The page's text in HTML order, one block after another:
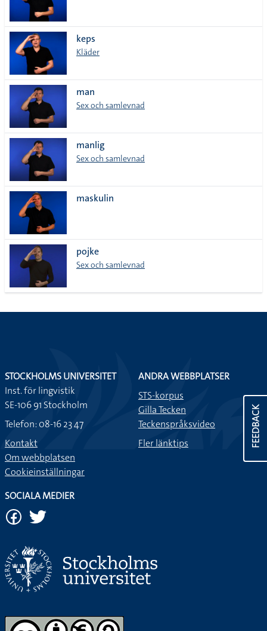
keps
Kläder
man
Sex och samlevnad
manlig
Sex och samlevnad
maskulin
pojke
Sex och samlevnad
FEEDBACK
STOCKHOLMS UNIVERSITET
Inst. för lingvistik
SE-106 91 Stockholm
Telefon: 08-16 23 47
Kontakt
Om webbplatsen
Cookieinställningar
ANDRA WEBBPLATSER
STS-korpus
Gilla Tecken
Teckenspråksvideo
Fler länktips
SOCIALA MEDIER